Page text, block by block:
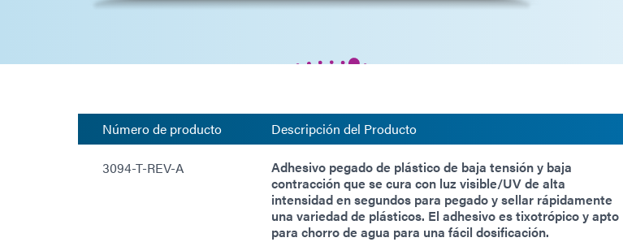
Número de producto Descripción del Producto
3094-T-REV-A
Adhesivo pegado de plástico de baja tensión y baja
contracción que se cura con luz visible/UV de alta
intensidad en segundos para pegado y sellar rápidamente
una variedad de plásticos. El adhesivo es tixotrópico y apto
para chorro de agua para una fácil dosificación.